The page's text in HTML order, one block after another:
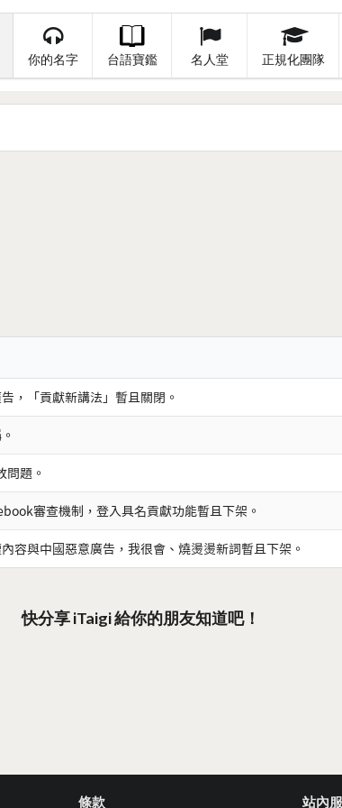
你的名字 台語寶鑑 名人堂 正規化團隊
，「貢獻新講法」暫且關閉。
題。
審查機制，登入具名貢獻功能暫且下架。
容與中國惡意廣告，我很會、燒燙燙新詞暫且下架。
快分享 iTaigi 給你的朋友知道吧！
條款 站內